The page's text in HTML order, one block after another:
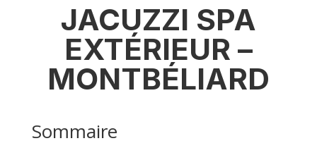
JACUZZI SPA
EXTÉRIEUR –
MONTBÉLIARD
Sommaire